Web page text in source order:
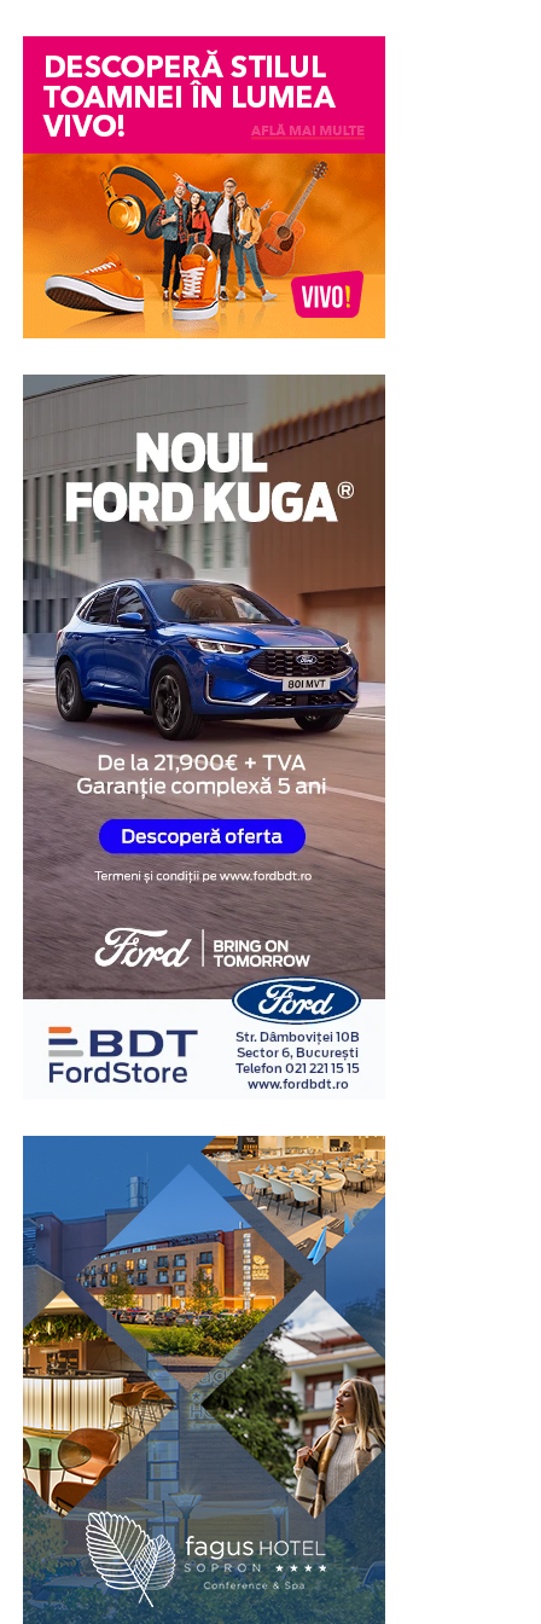
Această compartimentare permite utilizarea aceluiași
corp de mobilier de către mai mulți utilizatori simultan.
Fiecare compartiment oferă suficient spațiu pentru
depozitarea obiectelor personale, precum haine
împăturite, încălțăminte, echipamente de lucru sau
accesorii utilizate zilnic.
Configurația tip NEST este apreciată în special în
mediile în care schimburile de personal sunt numeroase
sau unde este nevoie de un număr mare de
compartimente într-o încăpere cu dimensiuni reduse.
Prin organizarea verticală, fiecare utilizator beneficiază
de propriul spațiu delimitat, fără a afecta accesul
celorlalți.
În plus, compartimentele individuale sunt prevăzute cu
sisteme de închidere independente, ceea ce contribuie la
protejarea bunurilor personale și la menținerea unui
nivel ridicat de organizare.
Această structură transformă vestiarul într-o soluție
practică pentru spațiile în care eficiența și utilizarea
optimă a mobilierului sunt prioritare.
Mai mult spațiu disponibil
În multe clădiri administrative sau industriale,
încăperile destinate echipării personalului nu
beneficiază de suprafețe generoase. În aceste situații,
fiecare metru pătrat trebuie utilizat cât mai eficient.
Vestiarele metalice cu uși scurte permit creșterea
numărului de utilizatori fără a ocupa spațiu suplimentar
pe podea. Același corp de mobilier poate înlocui două
sau chiar mai multe vestiare clasice, ceea ce lasă mai
mult loc pentru circulație și facilitează organizarea
întregii încăperi.
sport, școli, spitale sau alte instituții unde fluxul de
persoane este ridicat. Spațiul economisit poate fi utilizat
pentru bănci, culoare de acces sau alte echipamente
necesare funcționării vestiarului.
În același timp, organizarea compactă permite
amplasarea mai multor corpuri de mobilier fără ca
încăperea să devină aglomerată. Astfel, confortul
utilizatorilor este menținut chiar și în perioadele cu
trafic intens.
Prin valorificarea eficientă a spațiului disponibil,
vestiarele tip NEST contribuie la amenajarea unor zone
de echipare funcționale și bine organizate.
Rezistență pentru utilizare
intensivă